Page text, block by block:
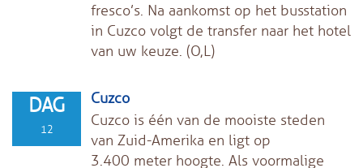
fresco’s. Na aankomst op het busstation
in Cuzco volgt de transfer naar het hotel
van uw keuze. (O,L)
DAG
12
Cuzco
Cuzco is één van de mooiste steden
van Zuid-Amerika en ligt op
3.400 meter hoogte. Als voormalige